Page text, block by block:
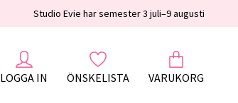
Studio Evie har semester 3 juli–9 augusti
LOGGA IN ÖNSKELISTA VARUKORG